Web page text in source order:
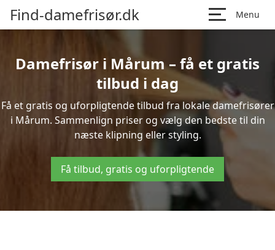
Find-damefrisør.dk Menu
Damefrisør i Mårum – få et gratis
tilbud i dag
Få et gratis og uforpligtende tilbud fra lokale damefrisører
i Mårum. Sammenlign priser og vælg den bedste til din
næste klipning eller styling.
Få tilbud, gratis og uforpligtende